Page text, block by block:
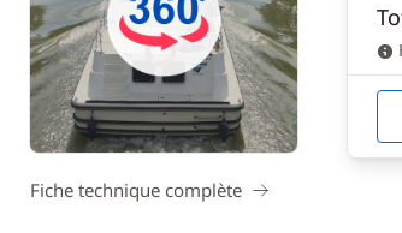
Fiche technique complète